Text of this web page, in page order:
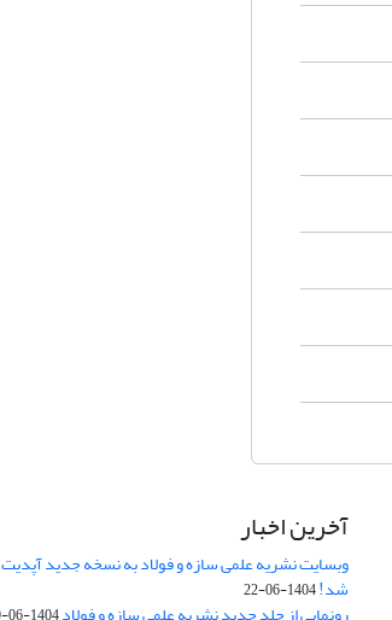
آخرین اخبار
وبسایت نشریه علمی سازه و فولاد به نسخه جدید آپدیت
شد!1404-06-22